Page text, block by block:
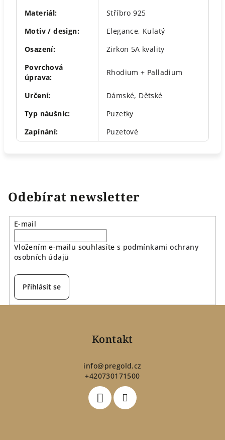
Materiál:
Stříbro 925
Motiv / design: Elegance, Kulatý
Osazení:
Zirkon 5A kvality
Povrchová
úprava:
Rhodium + Palladium
Určení: Dámské, Dětské
Typ náušnic:
Puzetky
Zapínání: Puzetové
Odebírat newsletter
E-mail
Vložením e-mailu souhlasíte s podmínkami ochrany
osobních údajů
Přihlásit se
Kontakt
info@pregold.cz
+420730171500